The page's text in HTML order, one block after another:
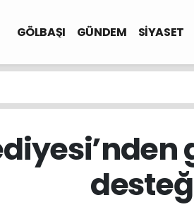
GÖLBAŞI GÜNDEM SİYASET